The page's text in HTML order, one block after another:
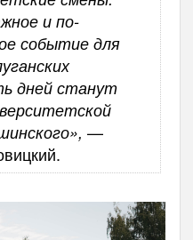
и по-
событие для
дней станут
—